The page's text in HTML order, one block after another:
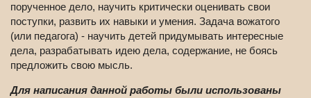
порученное дело, научить критически оценивать свои
поступки, развить их навыки и умения. Задача вожатого
(или педагога) - научить детей придумывать интересные
дела, разрабатывать идею дела, содержание, не боясь
предложить свою мысль.
Для написания данной работы были использованы